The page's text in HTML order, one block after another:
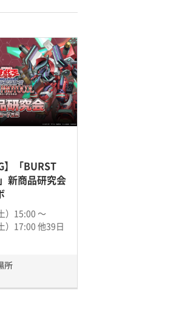
】「BURST
新商品研究会
）15:00 〜
）17:00 他39日
所